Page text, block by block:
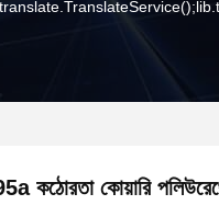
কঠোরতা কোয়ারি